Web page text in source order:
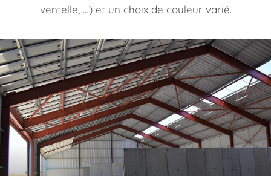
ventelle, …) et un choix de couleur varié.